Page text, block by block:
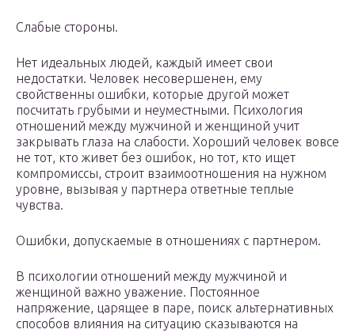
Слабые стороны.
Нет идеальных людей, каждый имеет свои
недостатки. Человек несовершенен, ему
свойственны ошибки, которые другой может
посчитать грубыми и неуместными. Психология
отношений между мужчиной и женщиной учит
закрывать глаза на слабости. Хороший человек вовсе
не тот, кто живет без ошибок, но тот, кто ищет
компромиссы, строит взаимоотношения на нужном
уровне, вызывая у партнера ответные теплые
чувства.
Ошибки, допускаемые в отношениях с партнером.
В психологии отношений между мужчиной и
женщиной важно уважение. Постоянное
напряжение, царящее в паре, поиск альтернативных
способов влияния на ситуацию сказываются на